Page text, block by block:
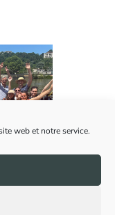
web et notre service.